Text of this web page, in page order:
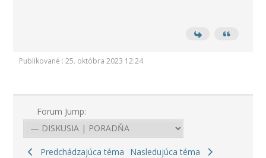
Publikované : 25. októbra 2023 12:24
Forum Jump:
Predchádzajúca téma Nasledujúca téma